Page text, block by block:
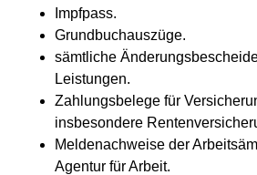
Impfpass.
Grundbuchauszüge.
sämtliche
Leistungen.
Zahlungsbelege für
insbesondere
Meldenachweise der
Agentur für Arbeit.